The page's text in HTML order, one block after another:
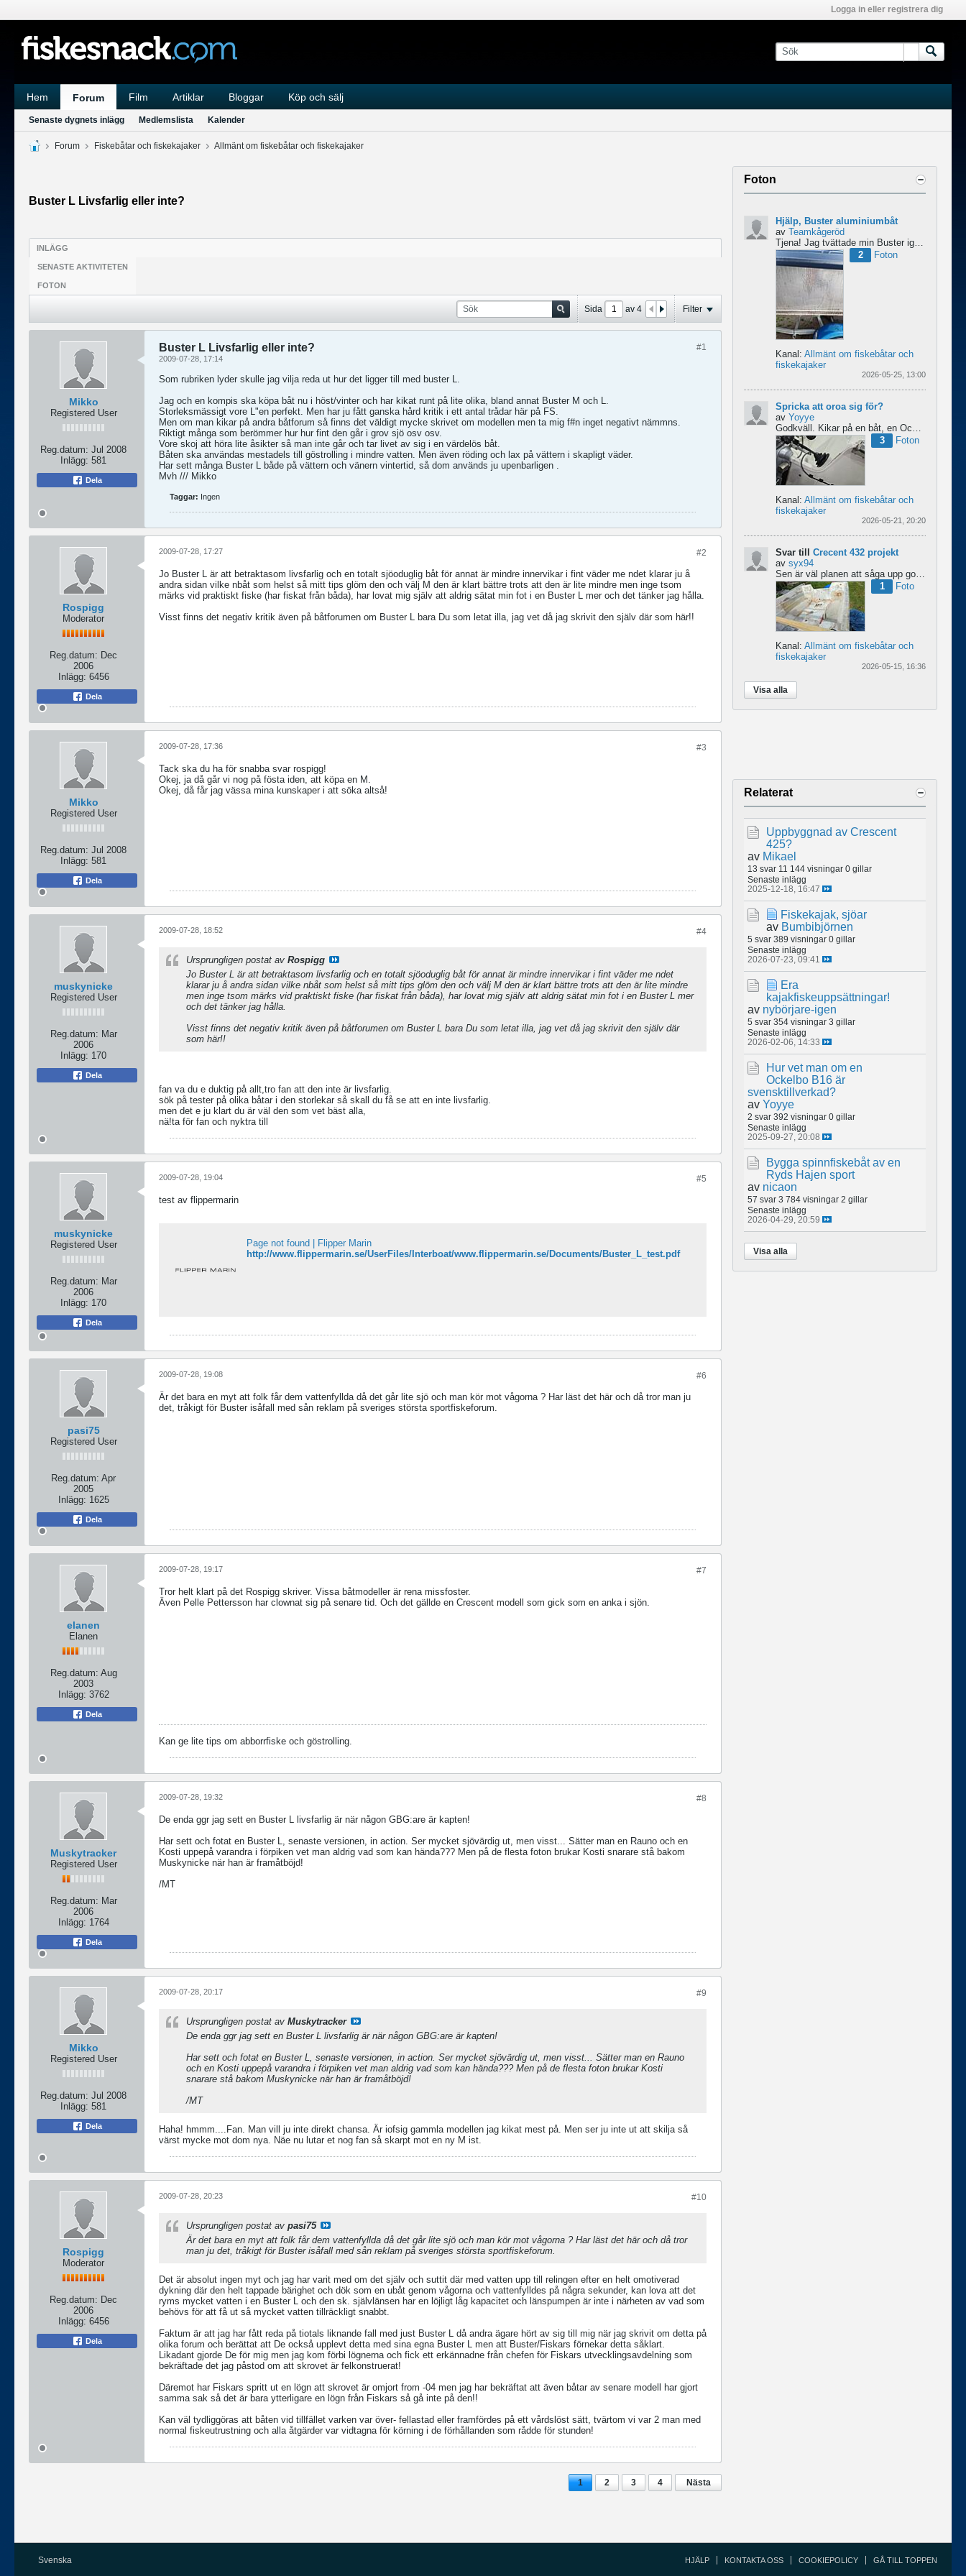
Logga in eller registrera dig
Hem Forum Film Artiklar Bloggar Köp och sälj
Senaste dygnets inlägg Medlemslista Kalender
Forum Fiskebåtar och fiskekajaker Allmänt om fiskebåtar och fiskekajaker
Buster L Livsfarlig eller inte?
INLÄGG
SENASTE AKTIVITETEN
FOTON
Sida av 4 Filter
Mikko
Registered User
Reg.datum: Jul 2008
Inlägg: 581
Dela
#1
Buster L Livsfarlig eller inte?
2009-07-28, 17:14
Som rubriken lyder skulle jag vilja reda ut hur det ligger till med buster L.
Jag och en kompis ska köpa båt nu i höst/vinter och har kikat runt på lite olika, bland annat Buster M och L.
Storleksmässigt vore L"en perfekt. Men har ju fått ganska hård kritik i ett antal trådar här på FS.
Men om man kikar på andra båtforum så finns det väldigt mycke skrivet om modellen men ta mig f#n inget negativt nämmns.
Riktigt många som berömmer hur hur fint den går i grov sjö osv osv.
Vore skoj att höra lite åsikter så man inte går och tar livet av sig i en värdelös båt.
Båten ska användas mestadels till göstrolling i mindre vatten. Men även röding och lax på vättern i skapligt väder.
Har sett många Buster L både på vättern och vänern vintertid, så dom används ju upenbarligen .
Mvh /// Mikko
Taggar: Ingen
Rospigg
Moderator
Reg.datum: Dec
2006
Inlägg: 6456
Dela
#2
2009-07-28, 17:27
Jo Buster L är att betraktasom livsfarlig och en totalt sjöoduglig båt för annat är mindre innervikar i fint väder me ndet klarar ju å
andra sidan vilke nbåt som helst så mitt tips glöm den och välj M den är klart bättre trots att den är lite mindre men inge tsom
märks vid praktiskt fiske (har fiskat från båda), har lovat mig själv att aldrig sätat min fot i en Buster L mer och det tänker jag hålla.
Visst finns det negativ kritik även på båtforumen om Buster L bara Du som letat illa, jag vet då jag skrivit den själv där som här!!
Mikko
Registered User
Reg.datum: Jul 2008
Inlägg: 581
Dela
#3
2009-07-28, 17:36
Tack ska du ha för snabba svar rospigg!
Okej, ja då går vi nog på fösta iden, att köpa en M.
Okej, då får jag vässa mina kunskaper i att söka altså!
muskynicke
Registered User
Reg.datum: Mar
2006
Inlägg: 170
Dela
#4
2009-07-28, 18:52
Ursprungligen postat av Rospigg
Jo Buster L är att betraktasom livsfarlig och en totalt sjöoduglig båt för annat är mindre innervikar i fint väder me ndet
klarar ju å andra sidan vilke nbåt som helst så mitt tips glöm den och välj M den är klart bättre trots att den är lite mindre
men inge tsom märks vid praktiskt fiske (har fiskat från båda), har lovat mig själv att aldrig sätat min fot i en Buster L mer
och det tänker jag hålla.
Visst finns det negativ kritik även på båtforumen om Buster L bara Du som letat illa, jag vet då jag skrivit den själv där
som här!!
fan va du e duktig på allt,tro fan att den inte är livsfarlig.
sök på tester på olika båtar i den storlekar så skall du få se att en inte livsfarlig.
men det e ju klart du är väl den som vet bäst alla,
nä!ta för fan och nyktra till
muskynicke
Registered User
Reg.datum: Mar
2006
Inlägg: 170
Dela
#5
2009-07-28, 19:04
test av flippermarin
Page not found | Flipper Marin
http://www.flippermarin.se/UserFiles/Interboat/www.flippermarin.se/Documents/Buster_L_test.pdf
pasi75
Registered User
Reg.datum: Apr
2005
Inlägg: 1625
Dela
#6
2009-07-28, 19:08
Är det bara en myt att folk får dem vattenfyllda då det går lite sjö och man kör mot vågorna ? Har läst det här och då tror man ju
det, tråkigt för Buster isåfall med sån reklam på sveriges största sportfiskeforum.
elanen
Elanen
Reg.datum: Aug
2003
Inlägg: 3762
Dela
#7
2009-07-28, 19:17
Tror helt klart på det Rospigg skriver. Vissa båtmodeller är rena missfoster.
Även Pelle Pettersson har clownat sig på senare tid. Och det gällde en Crescent modell som gick som en anka i sjön.
Kan ge lite tips om abborrfiske och göstrolling.
Muskytracker
Registered User
Reg.datum: Mar
2006
Inlägg: 1764
Dela
#8
2009-07-28, 19:32
De enda ggr jag sett en Buster L livsfarlig är när någon GBG:are är kapten!
Har sett och fotat en Buster L, senaste versionen, in action. Ser mycket sjövärdig ut, men visst... Sätter man en Rauno och en
Kosti uppepå varandra i förpiken vet man aldrig vad som kan hända??? Men på de flesta foton brukar Kosti snarare stå bakom
Muskynicke när han är framåtböjd!
/MT
Mikko
Registered User
Reg.datum: Jul 2008
Inlägg: 581
Dela
#9
2009-07-28, 20:17
Ursprungligen postat av Muskytracker
De enda ggr jag sett en Buster L livsfarlig är när någon GBG:are är kapten!
Har sett och fotat en Buster L, senaste versionen, in action. Ser mycket sjövärdig ut, men visst... Sätter man en Rauno
och en Kosti uppepå varandra i förpiken vet man aldrig vad som kan hända??? Men på de flesta foton brukar Kosti
snarare stå bakom Muskynicke när han är framåtböjd!
/MT
Haha! hmmm....Fan. Man vill ju inte direkt chansa. Är iofsig gammla modellen jag kikat mest på. Men ser ju inte ut att skilja så
värst mycke mot dom nya. Näe nu lutar et nog fan så skarpt mot en ny M ist.
Rospigg
Moderator
Reg.datum: Dec
2006
Inlägg: 6456
Dela
#10
2009-07-28, 20:23
Ursprungligen postat av pasi75
Är det bara en myt att folk får dem vattenfyllda då det går lite sjö och man kör mot vågorna ? Har läst det här och då tror
man ju det, tråkigt för Buster isåfall med sån reklam på sveriges största sportfiskeforum.
Det är absolut ingen myt och jag har varit med om det själv och suttit där med vatten upp till relingen efter en helt omotiverad
dykning där den helt tappade bärighet och dök som en ubåt genom vågorna och vattenfylldes på några sekunder, kan lova att det
ryms mycket vatten i en Buster L och den sk. självlänsen har en löjligt låg kapacitet och länspumpen är inte i närheten av vad som
behövs för att få ut så mycket vatten tillräckligt snabbt.
Faktum är att jag har fått reda på tiotals liknande fall med just Buster L då andra ägare hört av sig till mig när jag skrivit om detta på
olika forum och berättat att De också upplevt detta med sina egna Buster L men att Buster/Fiskars förnekar detta såklart.
Likadant gjorde De för mig men jag kom förbi lögnerna och fick ett erkännadne från chefen för Fiskars utvecklingsavdelning som
bekräftade det jag påstod om att skrovet är felkonstruerat!
Däremot har Fiskars spritt ut en lögn att skrovet är omjort from -04 men jag har bekräftat att även båtar av senare modell har gjort
samma sak så det är bara ytterligare en lögn från Fiskars så gå inte på den!!
Kan väl tydliggöras att båten vid tillfället varken var över- fellastad eller framfördes på ett vårdslöst sätt, tvärtom vi var 2 man med
normal fiskeutrustning och alla åtgärder var vidtagna för körning i de förhållanden som rådde för stunden!
1 2 3 4 Nästa
Foton
Hjälp, Buster aluminiumbåt
av Teamkågeröd
Tjena! Jag tvättade min Buster igår med ett medel för aluminiumbåtar och nu blev ytan konstig/flammig...
2
Foton
Kanal: Allmänt om fiskebåtar och
fiskekajaker
2026-05-25, 13:00
Spricka att oroa sig för?
av Yoyye
Godkväll.
Kikar på en båt, en Ockelbo B16 CC av 1990 års modell, men skulle behöva lite...
3
Foton
Kanal: Allmänt om fiskebåtar och
fiskekajaker
2026-05-21, 20:20
Svar till Crecent 432 projekt
av syx94
1
Foto
Kanal: Allmänt om fiskebåtar och
fiskekajaker
2026-05-15, 16:36
Visa alla
Relaterat
Uppbyggnad av Crescent
425?
av Mikael
13 svar 11 144 visningar 0 gillar
Senaste inlägg
2025-12-18, 16:47
Fiskekajak, sjöar
av Bumbibjörnen
5 svar 389 visningar 0 gillar
Senaste inlägg
2026-07-23, 09:41
Era
kajakfiskeuppsättningar!
av nybörjare-igen
5 svar 354 visningar 3 gillar
Senaste inlägg
2026-02-06, 14:33
Hur vet man om en
Ockelbo B16 är
svensktillverkad?
av Yoyye
2 svar 392 visningar 0 gillar
Senaste inlägg
2025-09-27, 20:08
Bygga spinnfiskebåt av en
Ryds Hajen sport
av nicaon
57 svar 3 784 visningar 2 gillar
Senaste inlägg
2026-04-29, 20:59
Visa alla
Svenska HJÄLP KONTAKTA OSS COOKIEPOLICY GÅ TILL TOPPEN